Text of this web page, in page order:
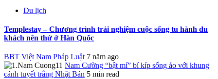
Du lịch
Templestay – Chương trình trải nghiệm cuộc sống tu hành du
khách nên thử ở Hàn Quốc
BBT Việt Nam Pháp Luật 7 năm ago
Nam Cường “bật mí” bí kíp sống ảo với khung
cảnh tuyết trắng Nhật Bản 5 min read